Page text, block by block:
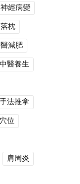
經病變
枕
減肥
中醫養生
手法推拿
位
肩周炎